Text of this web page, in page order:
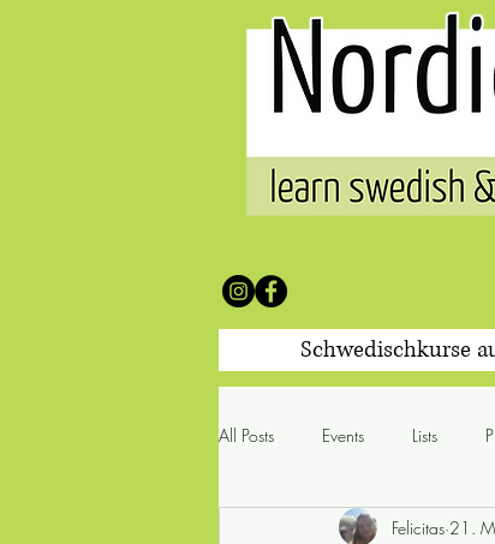
Schwedischkurse
All Posts Events Lists
100 Worte & was sie mit sich br
Felicitas 21.